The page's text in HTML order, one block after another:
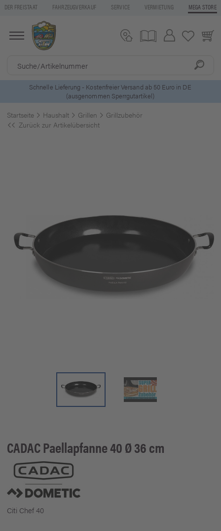
DER FREISTAAT FAHRZEUGVERKAUF SERVICE VERMIETUNG MEGA STORE
- Kostenfreier Versand ab 50 Euro in DE
(ausgenommen Sperrgutartikel)
Startseite Haushalt Grillen
Grillzubehör
Zurück zur Artikelübersicht
CADACPaellapfanne 40 Ø 36 cm
Citi Chef 40